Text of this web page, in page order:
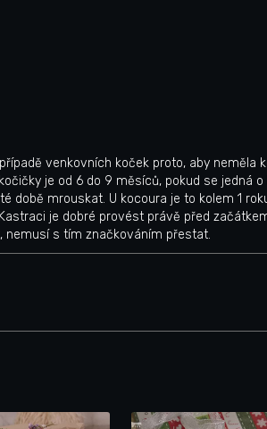
venkovních koček proto, aby neměla
je od 6 do 9 měsíců, pokud se jedná
době mrouskat. U kocoura je to kolem 1
je dobré provést právě před
nemusí s tím značkováním přestat.